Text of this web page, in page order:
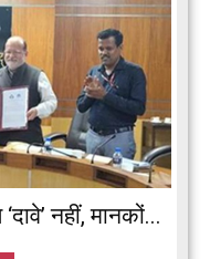
नहीं, मानकों...